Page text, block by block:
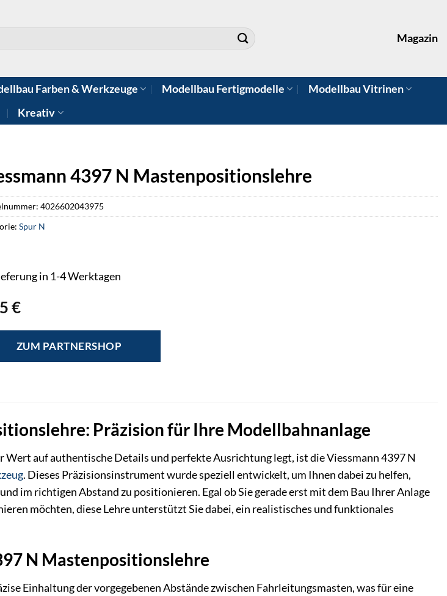
Magazin
Farben & Werkzeuge Modellbau Fertigmodelle
Modellbau Vitrinen
Kreativ
4397 N Mastenpositionslehre
€
in 1-4 Werktagen
ZUM PARTNERSHOP
4026602043975
Spur N
Präzision für Ihre Modellbahnanlage
auf authentische Details und perfekte Ausrichtung legt, ist die Viessmann 4397 N
. Dieses Präzisionsinstrument wurde speziell entwickelt, um Ihnen dabei zu helfen,
im richtigen Abstand zu positionieren. Egal ob Sie gerade erst mit dem Bau Ihrer Anlage
möchten, diese Lehre unterstützt Sie dabei, ein realistisches und funktionales
N Mastenpositionslehre
Einhaltung der vorgegebenen Abstände zwischen Fahrleitungsmasten, was für eine